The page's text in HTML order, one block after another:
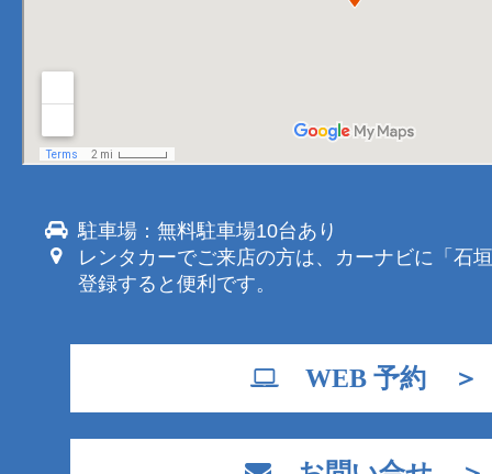
駐車場：無料駐車場10台あり
レンタカーでご来店の方は、カーナビに「石
登録すると便利です。
WEB 予約 ＞